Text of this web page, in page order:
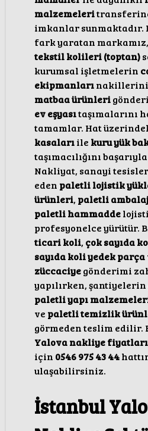
malzemeleri
imkanlar sunmaktadır.
fark yaratan
tekstil kolileri (toptan)
kurumsal işletmelerin
ekipmanları
matbaa ürünleri
ev eşyasıtaşımalarını
tamamlar. Hat
kasalarıile kuru yük
taşımacılığını
Nakliyat, sanayi
eden paletli lojistik
ürünleri, paletli
paletli hammadde
profesyonelce yürütür.
ticari koli, çok sayıda
sayıda koli yedek parça
züccaciyegönderimi
yapılırken,
paletli yapı
ve paletli temizlik
görmeden teslim edilir.
Yalova nakliye fiyatları
için 0546 975 43 44
ulaşabilirsiniz.
İstanbul